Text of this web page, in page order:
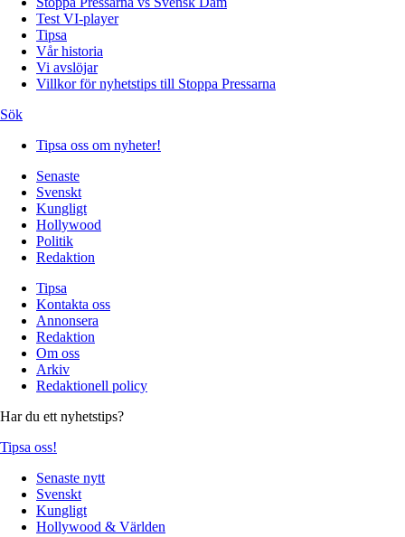
Test VI-player
Tipsa
Vår historia
Vi avslöjar
Villkor för nyhetstips till Stoppa Pressarna
Sök
Tipsa oss om nyheter!
Senaste
Svenskt
Kungligt
Hollywood
Politik
Redaktion
Tipsa
Kontakta oss
Annonsera
Redaktion
Om oss
Arkiv
Redaktionell policy
Har du ett nyhetstips?
Tipsa oss!
Senaste nytt
Svenskt
Kungligt
Hollywood & Världen